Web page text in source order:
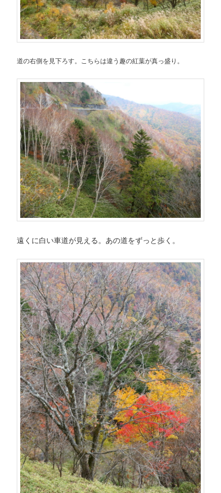
道の右側を見下ろす。こちらは違う趣の紅葉が真っ盛り。
遠くに白い車道が見える。あの道をずっと歩く。